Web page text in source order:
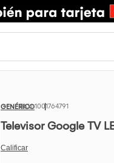
GENÉRICO1001764791
Televisor Google TV